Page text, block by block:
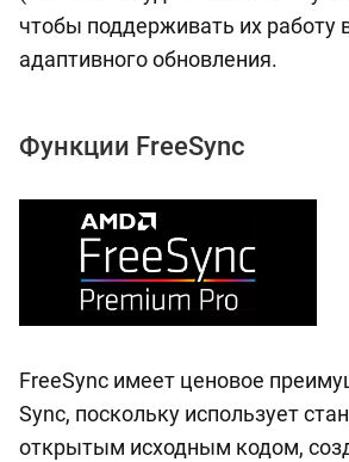
чтобы поддерживать их работу
адаптивного обновления.
Функции FreeSync
FreeSync имеет ценовое
Sync, поскольку использует
открытым исходным кодом,